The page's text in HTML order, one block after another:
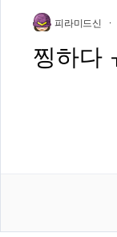
피라미드신
찡하다